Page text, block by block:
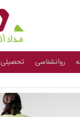
روانشناسی تحصیلی